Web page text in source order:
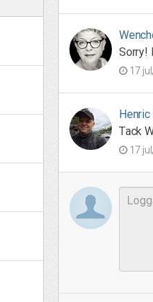
Sorry!
17
Henric
Tack
17